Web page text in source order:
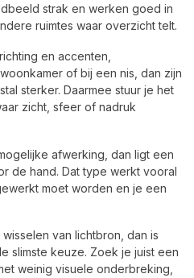
strak en werken goed in
ruimtes waar overzicht telt.
en accenten,
of bij een nis, dan zijn
sterker. Daarmee stuur je het
zicht, sfeer of nadruk
afwerking, dan ligt een
de hand. Dat type werkt vooral
moet worden en je een
van lichtbron, dan is
slimste keuze. Zoek je juist een
weinig visuele onderbreking,